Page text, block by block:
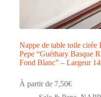
Nappe de table toile cirée
Pepe “Guéthary Basque
Fond Blanc” – Largeur
À partir de 7,50€